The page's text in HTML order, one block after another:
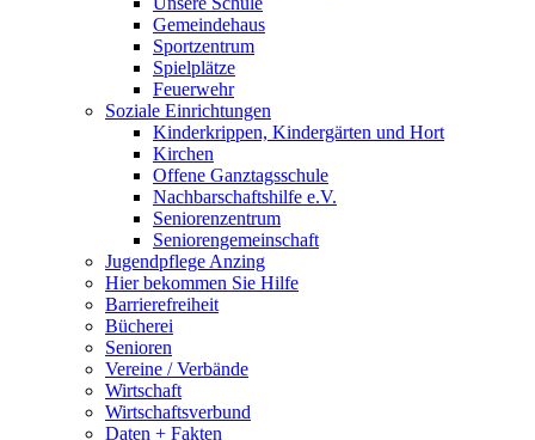
Gemeindehaus
Sportzentrum
Spielplätze
Feuerwehr
Soziale Einrichtungen
Kinderkrippen, Kindergärten und Hort
Kirchen
Offene Ganztagsschule
Nachbarschaftshilfe e.V.
Seniorenzentrum
Seniorengemeinschaft
Jugendpflege Anzing
Hier bekommen Sie Hilfe
Barrierefreiheit
Bücherei
Senioren
Vereine / Verbände
Wirtschaft
Wirtschaftsverbund
Daten + Fakten